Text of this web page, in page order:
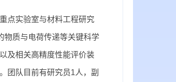
点实验室与材料工程研究
物质与电荷传递等关键科学
及相关高精度性能评价装
团队目前有研究员1人，副